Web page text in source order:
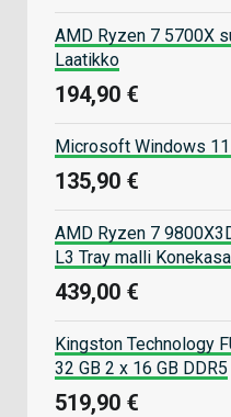
AMD Ryzen 7 5700X
Laatikko
194,90 €
Microsoft Windows
135,90 €
AMD Ryzen 7
L3 Tray malli
439,00 €
Kingston Technology
32 GB 2 x 16 GB DDR5
519,90 €